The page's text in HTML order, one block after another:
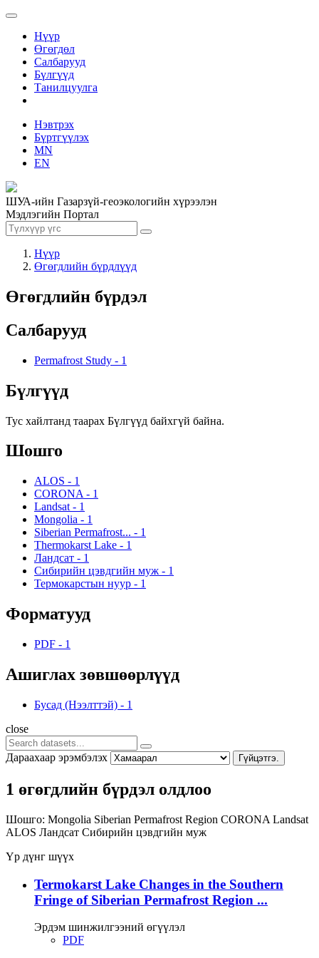
Нүүр
Өгөгдөл
Салбарууд
Бүлгүүд
Танилцуулга
Нэвтрэх
Бүртгүүлэх
MN
EN
ШУА-ийн Газарзүй-геоэкологийн хүрээлэн
Мэдлэгийн Портал
Нүүр
Өгөгдлийн бүрдлүүд
Өгөгдлийн бүрдэл
Салбарууд
Permafrost Study - 1
Бүлгүүд
Тус хайлтанд таарах Бүлгүүд байхгүй байна.
Шошго
ALOS - 1
CORONA - 1
Landsat - 1
Mongolia - 1
Siberian Permafrost... - 1
Thermokarst Lake - 1
Ландсат - 1
Сибирийн цэвдгийн муж - 1
Термокарстын нуур - 1
Форматууд
PDF - 1
Ашиглах зөвшөөрлүүд
Бусад (Нээлттэй) - 1
close
Дараахаар эрэмбэлэх Гүйцэтгэ.
1 өгөгдлийн бүрдэл олдлоо
Шошго: Mongolia Siberian Permafrost Region CORONA Landsat
ALOS Ландсат Сибирийн цэвдгийн муж
Үр дүнг шүүх
Termokarst Lake Changes in the Southern
Fringe of Siberian Permafrost Region ...
Эрдэм шинжилгээний өгүүлэл
PDF